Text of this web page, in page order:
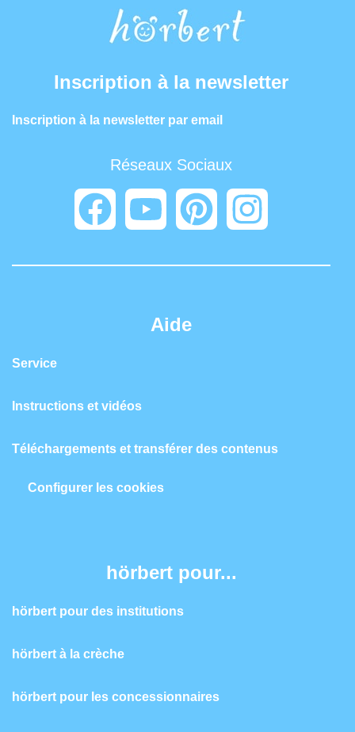
Inscription à la newsletter
Inscription à la newsletter par email
Réseaux Sociaux
Aide
Service
Instructions et vidéos
Téléchargements et transférer des contenus
Configurer les cookies
hörbert pour...
hörbert pour des institutions
hörbert à la crèche
hörbert pour les concessionnaires